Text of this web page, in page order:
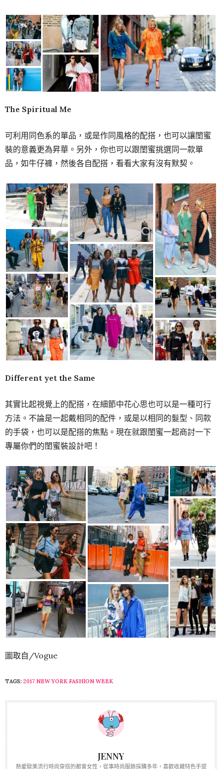
The Spiritual Me
可利用同色系的單品，或是作同風格的配搭，也可以讓閨蜜
裝的意義更為昇華。另外，你也可以跟閨蜜挑選同一款單
品，如牛仔褲，然後各自配搭，看看大家有沒有默契。
Different yet the Same
其實比起視覺上的配搭，在細節中花心思也可以是一種可行
方法。不論是一起戴相同的配件，或是以相同的髮型、同款
的手袋，也可以是配搭的焦點。現在就跟閨蜜一起商討一下
專屬你們的閨蜜裝設計吧！
圖取自/Vogue
TAGS: 2017 NEW YORK FASHION WEEK
JENNY
熱愛歐美流行時尚穿搭的都會女性，從事時尚服飾採購多年，喜歡收藏特色手提